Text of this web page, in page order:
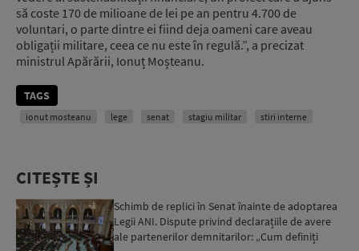
să coste 170 de milioane de lei pe an pentru 4.700 de
voluntari, o parte dintre ei fiind deja oameni care aveau
obligații militare, ceea ce nu este în regulă.”, a precizat
ministrul Apărării, Ionuț Moșteanu.
TAGS
ionut mosteanu lege senat stagiu militar stiri interne
CITEȘTE ȘI
Schimb de replici în Senat înainte de adoptarea
Legii ANI. Dispute privind declarațiile de avere
ale partenerilor demnitarilor: „Cum definiți